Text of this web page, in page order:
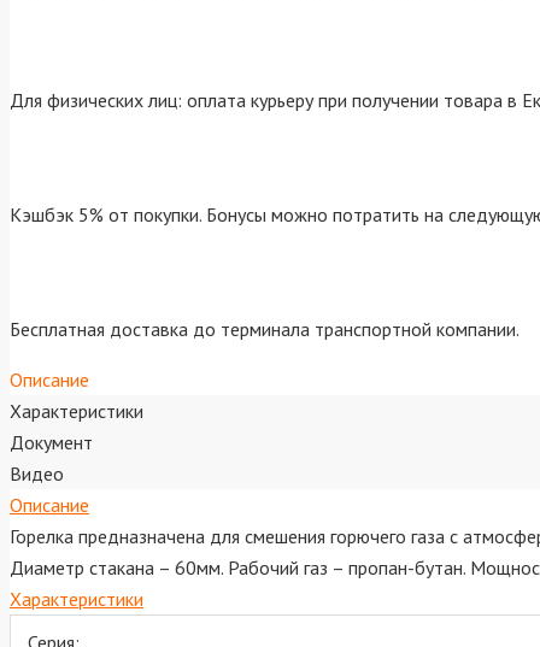
Для физических лиц: оплата курьеру при получении товара в
Кэшбэк 5% от покупки. Бонусы можно потратить на
Бесплатная доставка до терминала транспортной компании.
Описание
Характеристики
Документ
Видео
Описание
Горелка предназначена для смешения горючего газа с
Диаметр стакана – 60мм. Рабочий газ – пропан-бутан.
Характеристики